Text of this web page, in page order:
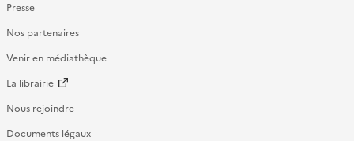
Presse
Nos partenaires
Venir en médiathèque
La librairie
Nous rejoindre
Documents légaux